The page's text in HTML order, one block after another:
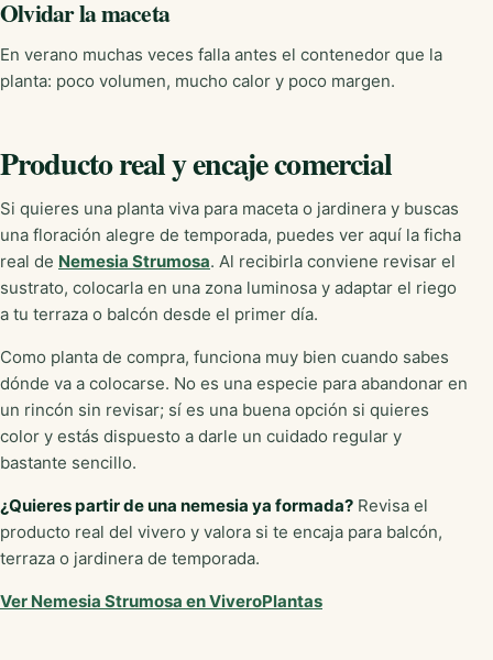
Olvidar la maceta
En verano muchas veces falla antes el contenedor que la
planta: poco volumen, mucho calor y poco margen.
Producto real y encaje comercial
Si quieres una planta viva para maceta o jardinera y buscas
una floración alegre de temporada, puedes ver aquí la ficha
real de Nemesia Strumosa. Al recibirla conviene revisar el
sustrato, colocarla en una zona luminosa y adaptar el riego
a tu terraza o balcón desde el primer día.
Como planta de compra, funciona muy bien cuando sabes
dónde va a colocarse. No es una especie para abandonar en
un rincón sin revisar; sí es una buena opción si quieres
color y estás dispuesto a darle un cuidado regular y
bastante sencillo.
¿Quieres partir de una nemesia ya formada? Revisa el
producto real del vivero y valora si te encaja para balcón,
terraza o jardinera de temporada.
Ver Nemesia Strumosa en ViveroPlantas